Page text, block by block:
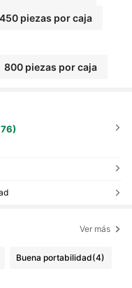
450 piezas por caja
800 piezas por caja
Ver más
Buena portabilidad(4)